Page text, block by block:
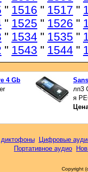
" 1516 " 1517 "
" 1525 " 1526 "
" 1534 " 1535 "
" 1543 " 1544 "
4 Gb
лп3
я
Цифровые
Портативное аудио
Copyright